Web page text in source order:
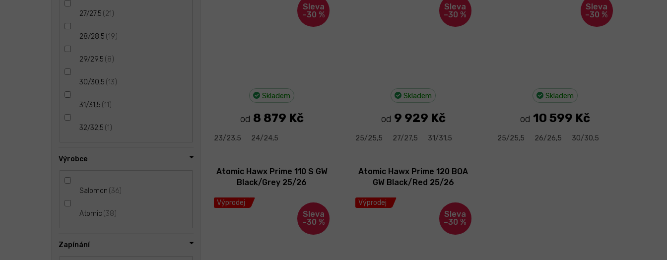
27/27,5 21
28/28,5 19
29/29,5 8
30/30,5 13
31/31,5 11
32/32,5 1
Výrobce
Salomon 36
Atomic 38
Zapínání
–30 %
Skladem
od 8 879 Kč
23/23,5 24/24,5
–30 %
Skladem
od 9 929 Kč
25/25,5 27/27,5 31/31,5
–30 %
Skladem
od 10 599 Kč
25/25,5 26/26,5 30/30,5
Výprodej
–30 %
Atomic Hawx Prime 110 S GW
Black/Grey 25/26
Výprodej
–30 %
Atomic Hawx Prime 120 BOA
GW Black/Red 25/26